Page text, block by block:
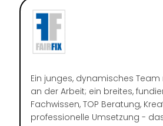
Ein junges, dynamisches
an der Arbeit; ein breites,
Fachwissen, TOP Beratung,
professionelle Umsetzung -